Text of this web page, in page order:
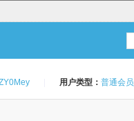
用户类型： 普通会员